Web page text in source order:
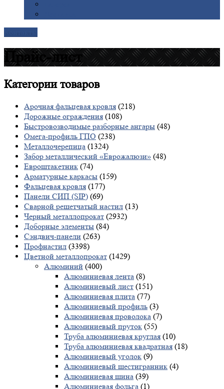
Прайс-лист
Категориитоваров
Арочная фальцевая кровля (218)
Дорожные ограждения (108)
Быстровозводимые разборные ангары (48)
Омега-профиль ГПО (238)
Металлочерепица (1324)
Забор металлический «Еврожалюзи» (48)
Евроштакетник (74)
Арматурные каркасы (159)
Фальцевая кровля (177)
Панели СИП (SIP) (69)
Сварной решетчатый настил (13)
Черный металлопрокат (2932)
Доборные элементы (84)
Сэндвич-панели (263)
Профнастил (3398)
Цветной металлопрокат (1429)
Алюминий (400)
Алюминиевая лента (8)
Алюминиевый лист (151)
Алюминиевая плита (77)
Алюминиевый профиль (3)
Алюминиевая проволока (7)
Алюминиевый пруток (55)
Труба алюминиевая круглая (10)
Труба алюминиевая квадратная (18)
Алюминиевый уголок (9)
Алюминиевый шестигранник (4)
Алюминиевая шина (39)
Алюминиевая фольга (1)